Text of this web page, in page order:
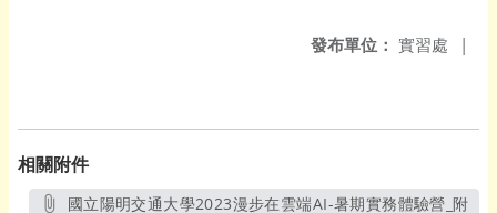
發布單位： 實習處 |
相關附件